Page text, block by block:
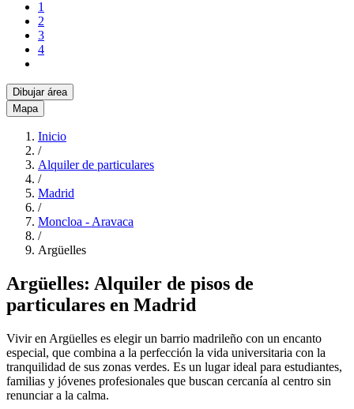
1
2
3
4
Dibujar área
Mapa
Inicio
/
Alquiler de particulares
/
Madrid
/
Moncloa - Aravaca
/
Argüelles
Argüelles: Alquiler de pisos de
particulares en Madrid
Vivir en Argüelles es elegir un barrio madrileño con un encanto
especial, que combina a la perfección la vida universitaria con la
tranquilidad de sus zonas verdes. Es un lugar ideal para estudiantes,
familias y jóvenes profesionales que buscan cercanía al centro sin
renunciar a la calma.